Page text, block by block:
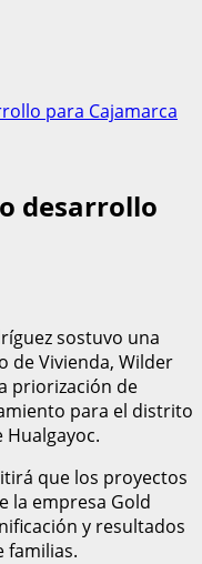
para Cajamarca
desarrollo
sostuvo una
de Vivienda, Wilder
priorización de
para el distrito
Hualgayoc.
que los proyectos
la empresa Gold
y resultados
familias.